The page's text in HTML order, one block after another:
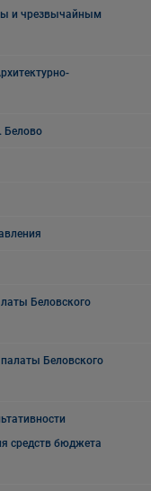
и чрезвычайным
Белово
Беловского
Беловского
средств бюджета